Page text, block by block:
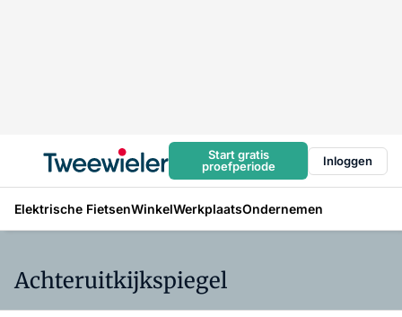
Start gratis
proefperiode
Inloggen
Elektrische FietsenWinkelWerkplaatsOndernemen
Achteruitkijkspiegel